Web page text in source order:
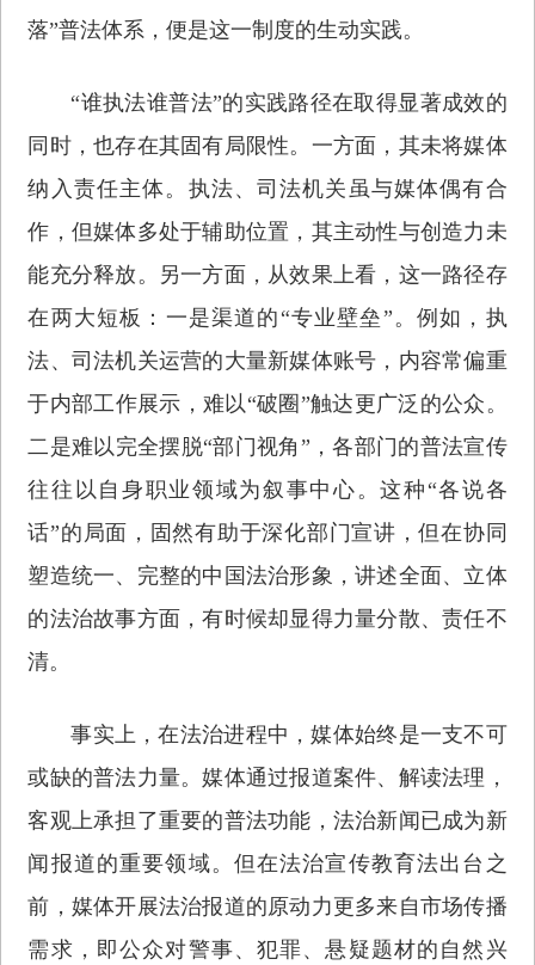
落”普法体系，便是这一制度的生动实践。
“谁执法谁普法”的实践路径在取得显著成效的
同时，也存在其固有局限性。一方面，其未将媒体
纳入责任主体。执法、司法机关虽与媒体偶有合
作，但媒体多处于辅助位置，其主动性与创造力未
能充分释放。另一方面，从效果上看，这一路径存
在两大短板：一是渠道的“专业壁垒”。例如，执
法、司法机关运营的大量新媒体账号，内容常偏重
于内部工作展示，难以“破圈”触达更广泛的公众。
二是难以完全摆脱“部门视角”，各部门的普法宣传
往往以自身职业领域为叙事中心。这种“各说各
话”的局面，固然有助于深化部门宣讲，但在协同
塑造统一、完整的中国法治形象，讲述全面、立体
的法治故事方面，有时候却显得力量分散、责任不
清。
事实上，在法治进程中，媒体始终是一支不可
或缺的普法力量。媒体通过报道案件、解读法理，
客观上承担了重要的普法功能，法治新闻已成为新
闻报道的重要领域。但在法治宣传教育法出台之
前，媒体开展法治报道的原动力更多来自市场传播
需求，即公众对警事、犯罪、悬疑题材的自然兴